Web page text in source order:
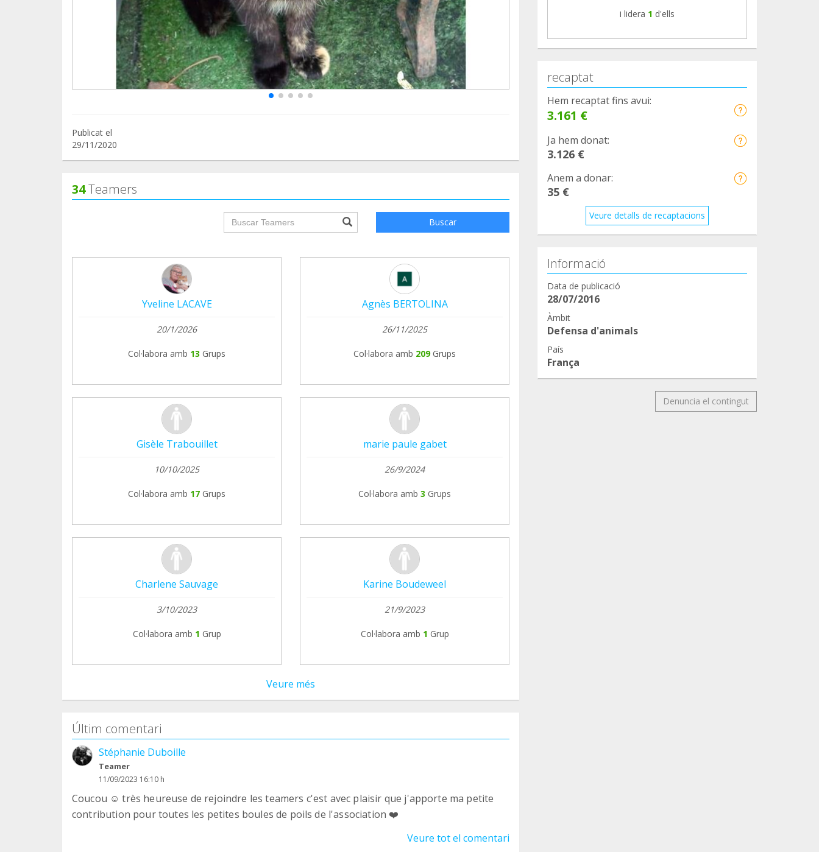
Publicat el
29/11/2020
34Teamers
groupProfile.searchForm.search.text??? Buscar
Yveline LACAVE
20/1/2026
Col·labora amb 13 Grups
Agnès BERTOLINA
26/11/2025
Col·labora amb 209 Grups
Gisèle Trabouillet
10/10/2025
Col·labora amb 17 Grups
marie paule gabet
26/9/2024
Col·labora amb 3 Grups
Charlene Sauvage
3/10/2023
Col·labora amb 1 Grup
Karine Boudeweel
21/9/2023
Col·labora amb 1 Grup
Veure més
Últim comentari
Stéphanie Duboille
Teamer
11/09/2023 16:10 h
Coucou ☺️ très heureuse de rejoindre les teamers c'est avec plaisir que j'apporte ma petite
contribution pour toutes les petites boules de poils de l'association ❤️
Veure tot el comentari
i lidera 1 d'ells
recaptat
Hem recaptat fins avui:
3.161 €
Ja hem donat:
3.126 €
Anem a donar:
35 €
Veure detalls de recaptacions
Informació
Data de publicació
28/07/2016
Àmbit
Defensa d'animals
País
França
Denuncia el contingut